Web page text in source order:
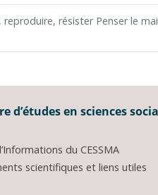
reproduire, résister Penser le
d’études en sciences
du CESSMA
scientifiques et liens utiles